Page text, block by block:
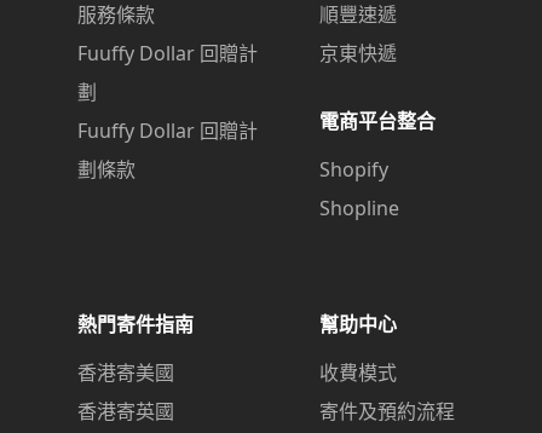
服務條款
Fuuffy Dollar 回贈計
劃
Fuuffy Dollar 回贈計
劃條款
順豐速遞
京東快遞
電商平台整合
Shopify
Shopline
熱門寄件指南
香港寄美國
香港寄英國
幫助中心
收費模式
寄件及預約流程